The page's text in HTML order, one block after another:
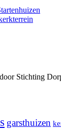
Stichting
garsthuizen